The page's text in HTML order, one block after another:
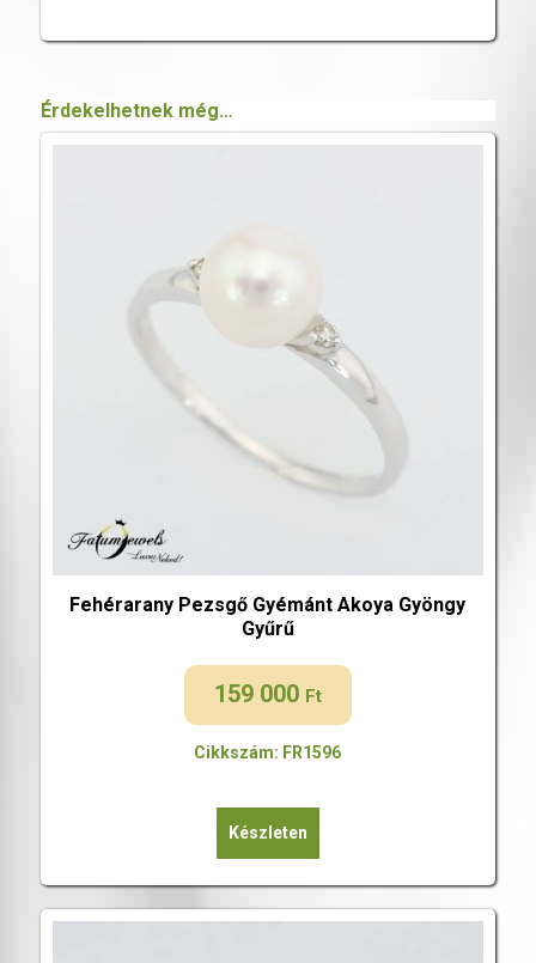
Érdekelhetnek még…
Fehérarany Pezsgő Gyémánt Akoya Gyöngy
Gyűrű
159 000 Ft
Cikkszám: FR1596
Készleten